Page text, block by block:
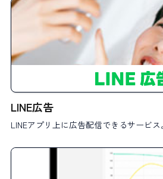
LINE広告
LINEアプリ上に広告配信できるサービス。